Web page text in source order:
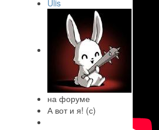
Ulis
на форуме
А вот и я! (с)